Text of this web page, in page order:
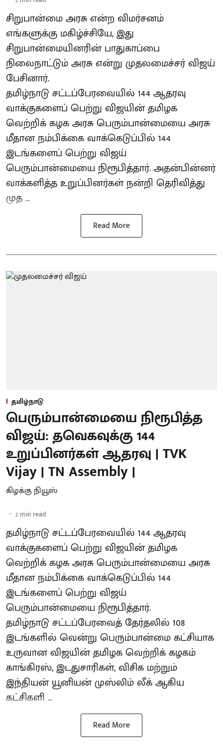
சிறுபான்மை அரசு என்ற விமர்சனம்
எங்களுக்கு மகிழ்ச்சியே, இது
சிறுபான்மையினரின் பாதுகாப்பை
நிலைநாட்டும் அரசு என்று முதலமைச்சர் விஜய்
பேசினார்.
தமிழ்நாடு சட்டப்பேரவையில் 144 ஆதரவு
வாக்குகளைப் பெற்று விஜயின் தமிழக
வெற்றிக் கழக அரசு பெரும்பான்மையை அரசு
மீதான நம்பிக்கை வாக்கெடுப்பில் 144
இடங்களைப் பெற்று விஜய்
பெரும்பான்மையை நிரூபித்தார். அதன்பின்னர்
வாக்களித்த உறுப்பினர்கள் நன்றி தெரிவித்து
முத ...
Read More
தமிழ்நாடு
பெரும்பான்மையை நிரூபித்த
விஜய்: தவெகவுக்கு 144
உறுப்பினர்கள் ஆதரவு | TVK
Vijay | TN Assembly |
கிழக்கு நியூஸ்
2 min read
தமிழ்நாடு சட்டப்பேரவையில் 144 ஆதரவு
வாக்குகளைப் பெற்று விஜயின் தமிழக
வெற்றிக் கழக அரசு பெரும்பான்மையை அரசு
மீதான நம்பிக்கை வாக்கெடுப்பில் 144
இடங்களைப் பெற்று விஜய்
பெரும்பான்மையை நிரூபித்தார்.
தமிழ்நாடு சட்டப்பேரவைத் தேர்தலில் 108
இடங்களில் வென்று பெரும்பான்மை கட்சியாக
உருவான விஜயின் தமிழக வெற்றிக் கழகம்
காங்கிரஸ், இடதுசாரிகள், விசிக மற்றும்
இந்தியன் யூனியன் முஸ்லிம் லீக் ஆகிய
கட்சிகளி ...
Read More